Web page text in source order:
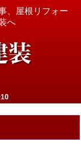
、屋根リフォー
へ